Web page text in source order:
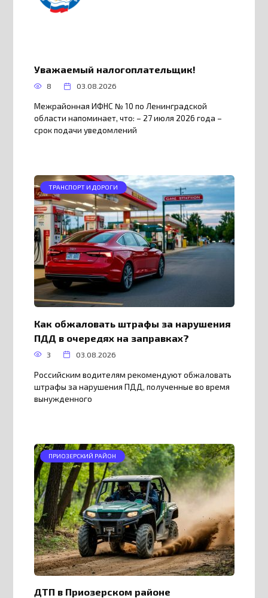
Уважаемый налогоплательщик!
8 03.08.2026
Межрайонная ИФНС № 10 по Ленинградской
области напоминает, что: – 27 июля 2026 года –
срок подачи уведомлений
ТРАНСПОРТ И ДОРОГИ
Как обжаловать штрафы за нарушения
ПДД в очередях на заправках?
3 03.08.2026
Российским водителям рекомендуют обжаловать
штрафы за нарушения ПДД, полученные во время
вынужденного
ПРИОЗЕРСКИЙ РАЙОН
ДТП в Приозерском районе